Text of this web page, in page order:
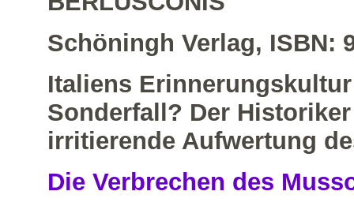
Schöningh Verlag, ISBN:
Italiens
Sonderfall? Der
irritierende Aufwertung
Die Verbrechen des